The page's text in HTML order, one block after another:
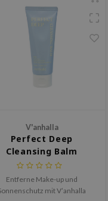
V'anhalla
Perfect Deep
Cleansing Balm
Entferne Make-up und
mit V’anhalla